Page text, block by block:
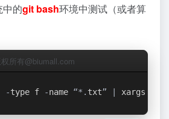
的git bash环境中测试（或者算
所有@biumall.com
-type f -name “*. txt” xargs